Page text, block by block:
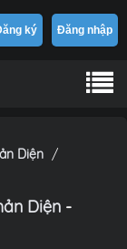
ký Đăng nhập
Diện
Diện -